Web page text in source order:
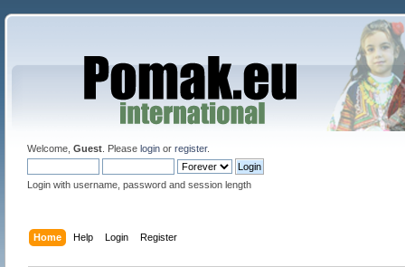
Welcome, Guest. Please loginor register.
Login with username, password and session length
Home Help Login Register